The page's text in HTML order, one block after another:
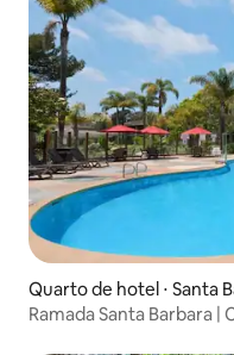
Quarto de hotel ⋅ Santa
Ramada Santa Barbara |